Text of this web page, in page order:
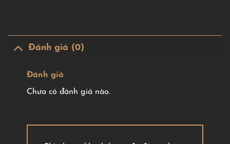
Đánh giá (0)
Đánh giá
Chưa có đánh giá nào.